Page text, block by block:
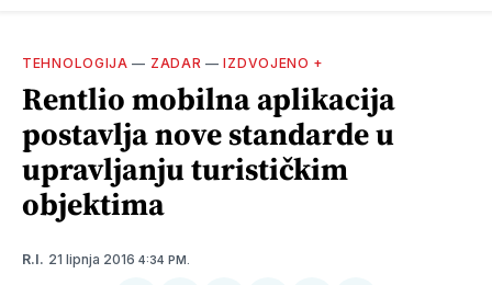
TEHNOLOGIJA — ZADAR —IZDVOJENO +
Rentlio mobilna aplikacija
postavlja nove standarde u
upravljanju turističkim
objektima
R.I. 21 lipnja 2016 4:34 PM.